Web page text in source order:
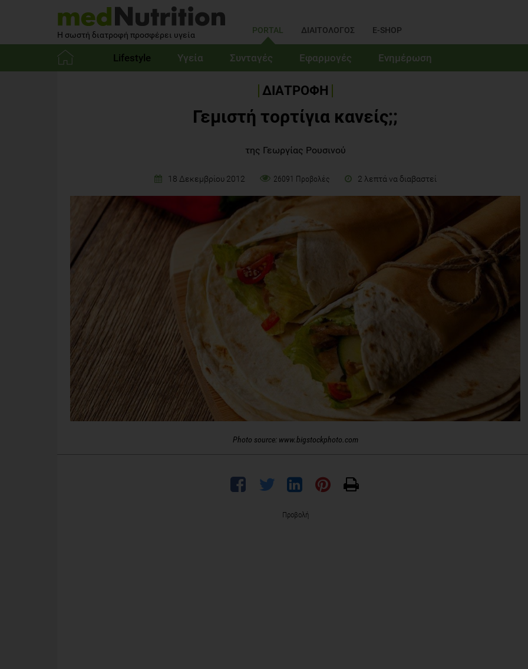
Η σωστή διατροφή προσφέρει υγεία PORTAL ΔΙΑΙΤΟΛΟΓΟΣ E-SHOP
Lifestyle Υγεία Συνταγές Εφαρμογές Ενημέρωση
ΔΙΑΤΡΟΦΗ
Γεμιστή τορτίγια κανείς;;
της Γεωργίας Ρουσινού
18 Δεκεμβρίου 2012 26091 Προβολές 2 λεπτά να διαβαστεί
Photo source: www.bigstockphoto.com
Προβολή